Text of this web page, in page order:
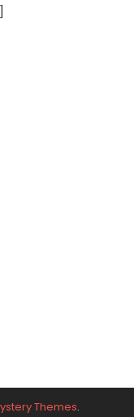
Themes.